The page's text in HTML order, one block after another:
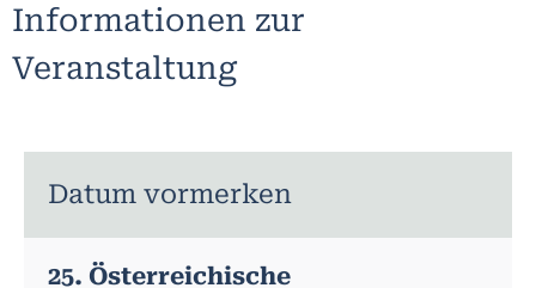
Informationen zur
Veranstaltung
Datum vormerken
25. Österreichische